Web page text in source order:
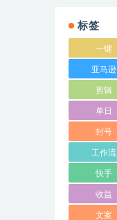
标签
一键
亚马逊
剪辑
单日
封号
工作流
快手
收益
文案